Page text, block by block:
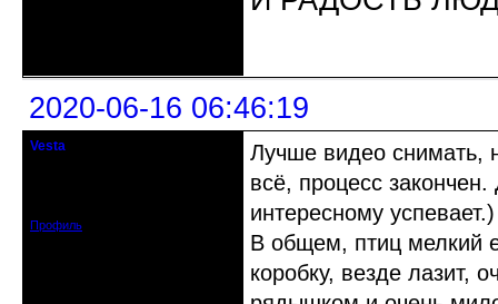
2020-06-16 06:46:19
Vesta
Профиль
Лучше видео снимать,
всё, процесс
интересному успевает.)
В общем, птиц мелкий
коробку, везде лазит,